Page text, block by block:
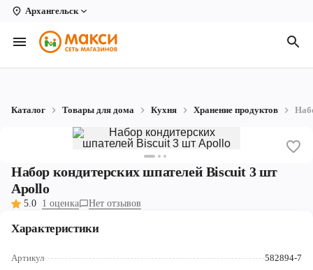
Архангельск
Вологда
Архангельск
Коряжма
Котлас
Новодвинск
Рыбинск
Каталог Товары для дома Кухня Хранение продуктов
Набор кондитерских шпателей Biscuit 3 шт
Apollo
5.0 1 оценка Нет отзывов
Характеристики
Артикул 582894-7